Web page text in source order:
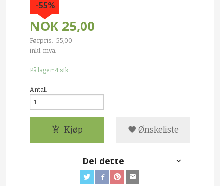
NOK 25,00
Førpris: 55,00
Rabatt
-55%
inkl. mva.
På lager: 4 stk.
Antall
Kjøp Ønskeliste
Del dette